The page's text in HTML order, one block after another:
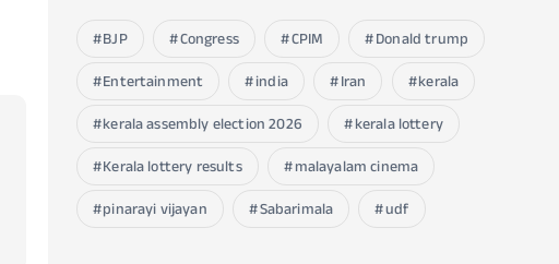
BJP Congress CPIM
Donald trump
Entertainment
india Iran
kerala
kerala assembly election 2026
kerala lottery
Kerala lottery results
malayalam cinema
pinarayi vijayan
Sabarimala udf